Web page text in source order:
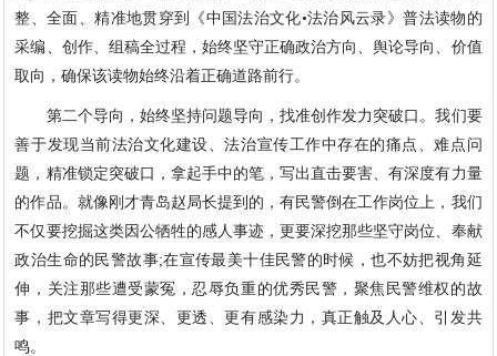
整、全面、精准地贯穿到《中国法治文化•法治风云录》普法读物的
采编、创作、组稿全过程，始终坚守正确政治方向、舆论导向、价值
取向，确保该读物始终沿着正确道路前行。
第二个导向，始终坚持问题导向，找准创作发力突破口。我们要
善于发现当前法治文化建设、法治宣传工作中存在的痛点、难点问
题，精准锁定突破口，拿起手中的笔，写出直击要害、有深度有力量
的作品。就像刚才青岛赵局长提到的，有民警倒在工作岗位上，我们
不仅要挖掘这类因公牺牲的感人事迹，更要深挖那些坚守岗位、奉献
政治生命的民警故事;在宣传最美十佳民警的时候，也不妨把视角延
伸，关注那些遭受蒙冤，忍辱负重的优秀民警，聚焦民警维权的故
事，把文章写得更深、更透、更有感染力，真正触及人心、引发共
鸣。